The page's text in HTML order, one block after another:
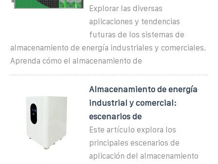
Explorar las diversas
aplicaciones y tendencias
futuras de los sistemas de
almacenamiento de energía industriales y comerciales.
Aprenda cómo el almacenamiento de
Almacenamiento de energía
industrial y comercial:
escenarios de
Este artículo explora los
principales escenarios de
aplicación del almacenamiento